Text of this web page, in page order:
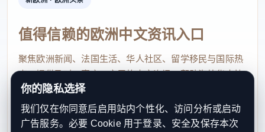
值得信赖的欧洲中文资讯入口
聚焦欧洲新闻、法国生活、华人社区、留学移民与国际热
点，提供及时、真实、实用的中文资讯，帮助海外华人快
速了解欧洲动态。
contact@xinouzhou.com
你的隐私选择
我们仅在你同意后启用站内个性化、访问分析或启动
广告服务。必要 Cookie 用于登录、安全及保存本次